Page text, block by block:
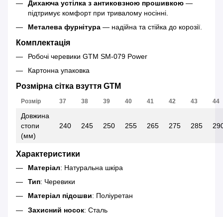
Дихаюча устілка з антиковзною прошивкою —
підтримує комфорт при тривалому носінні.
Металева фурнітура — надійна та стійка до корозії.
Комплектація
Робочі черевики GTM SM-079 Power
Картонна упаковка
Розмірна сітка взуття GTM
Розмір 37 38 39 40 41 42 43 44
Довжина
стопи
(мм)
240 245 250 255 265 275 285
Характеристики
Матеріал: Натуральна шкіра
Тип: Черевики
Матеріал підошви: Поліуретан
Захисний носок: Сталь